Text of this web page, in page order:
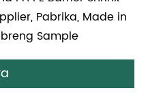
Pabrika, Made in
Sample